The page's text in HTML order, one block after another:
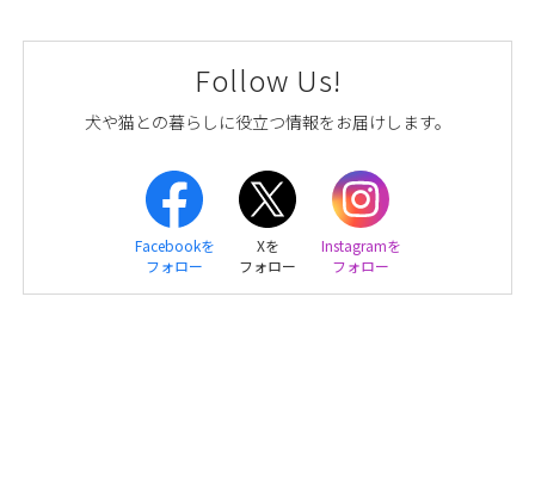
Follow Us!
犬や猫との暮らしに役立つ情報をお届けします。
Facebookを
フォロー
Xを
フォロー
Instagramを
フォロー